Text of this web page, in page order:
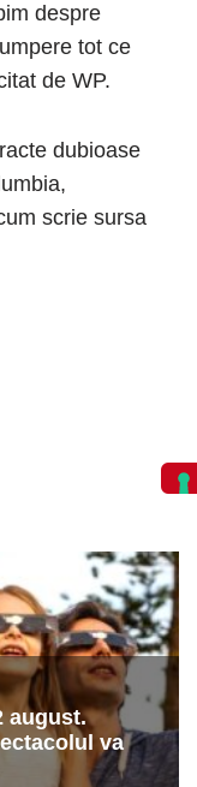
despre
tot ce
de WP.
dubioase
scrie sursa